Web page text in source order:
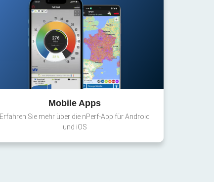
Mobile Apps
Erfahren Sie mehr über die nPerf-App für Android
und iOS